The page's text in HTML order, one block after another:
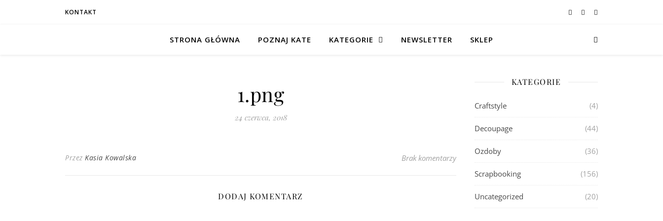
KONTAKT
STRONA GŁÓWNA POZNAJ KATE KATEGORIE NEWSLETTER SKLEP
1.png
24 czerwca, 2018
Przez Kasia Kowalska Brak komentarzy
DODAJ KOMENTARZ
KATEGORIE
Craftstyle (4)
Decoupage (44)
Ozdoby (36)
Scrapbooking (156)
Uncategorized (20)